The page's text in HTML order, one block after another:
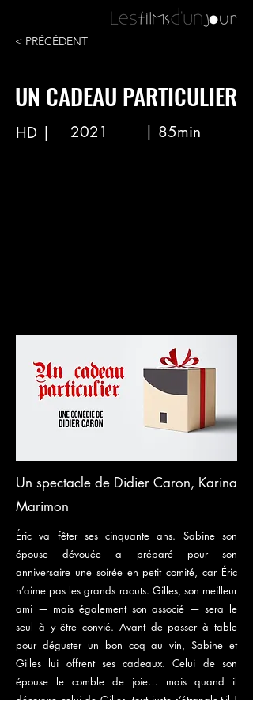
< PRÉCÉDENT
UN CADEAU PARTICULIER
HD | 2021 | 85min
Un spectacle de Didier Caron, Karina
Marimon
Éric va fêter ses cinquante ans. Sabine son
épouse dévouée a préparé pour son
anniversaire une soirée en petit comité, car Éric
n’aime pas les grands raouts. Gilles, son meilleur
ami — mais également son associé — sera le
seul à y être convié. Avant de passer à table
pour déguster un bon coq au vin, Sabine et
Gilles lui offrent ses cadeaux. Celui de son
épouse le comble de joie… mais quand il
découvre celui de Gilles, tout juste s’étrangle-t-il !